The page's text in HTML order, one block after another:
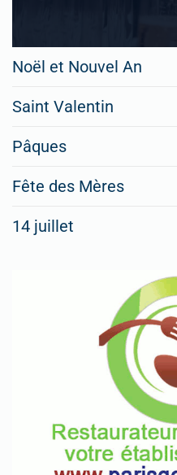
Noël et Nouvel An
Saint Valentin
Pâques
Fête des Mères
14 juillet